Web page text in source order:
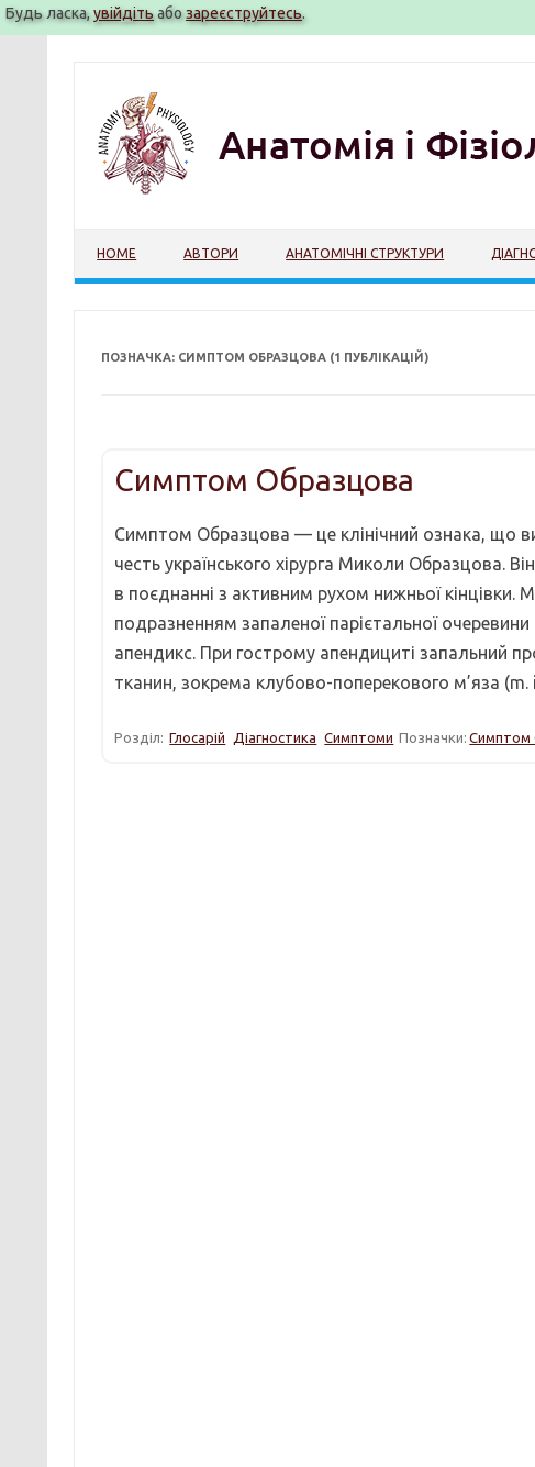
Будь ласка,увійдітьабозареєструйтесь.
HOME АВТОРИ АНАТОМІЧНІ СТРУКТУРИ
ПОЗНАЧКА: СИМПТОМ ОБРАЗЦОВА (1 ПУБЛІКАЦІЙ)
Симптом Образцова
Симптом Образцова — це клінічний ознака, що
честь українського хірурга Миколи Образцова.
в поєднанні з активним рухом нижньої
подразненням запаленої парієтальної
апендикс. При гострому апендициті запальний
тканин, зокрема клубово-поперекового м’яза
Розділ: Глосарій Діагностика Симптоми Позначки: Симптом